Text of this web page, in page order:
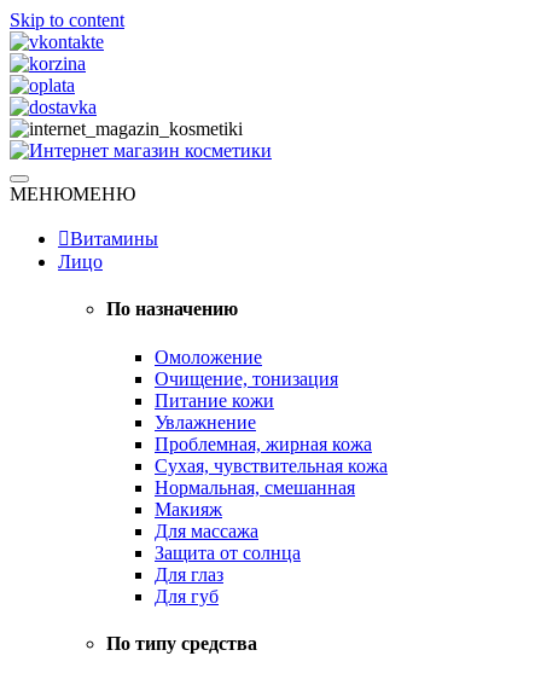
Skip to content
Интернет магазин косметики
Натуральная косметика
МЕНЮМЕНЮ
Витамины
Лицо
По назначению
Омоложение
Очищение, тонизация
Питание кожи
Увлажнение
Проблемная, жирная кожа
Сухая, чувствительная кожа
Нормальная, смешанная
Макияж
Для массажа
Защита от солнца
Для глаз
Для губ
По типу средства